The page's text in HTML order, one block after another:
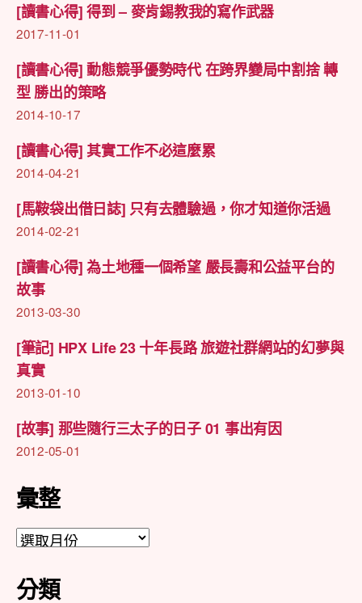
[讀書心得] 得到 – 麥肯錫教我的寫作武器
2017-11-01
[讀書心得] 動態競爭優勢時代 在跨界變局中割捨 轉
型 勝出的策略
2014-10-17
[讀書心得] 其實工作不必這麼累
2014-04-21
[馬鞍袋出借日誌] 只有去體驗過，你才知道你活過
2014-02-21
[讀書心得] 為土地種一個希望 嚴長壽和公益平台的
故事
2013-03-30
[筆記] HPX Life 23 十年長路 旅遊社群網站的幻夢與
真實
2013-01-10
[故事] 那些隨行三太子的日子 01 事出有因
2012-05-01
彙整
彙
分類